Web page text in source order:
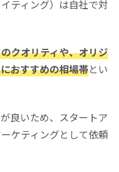
ティング）は自社で対
クオリティや、オリジ
おすすめの相場帯とい
良いため、スタートア
ケティングとして依頼